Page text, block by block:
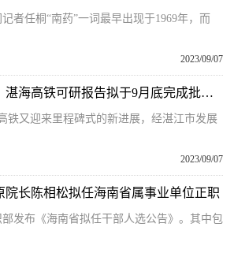
者任桐“南药”一词最早出现于1969年，而
2023/09/07
海南通高铁新进展，湛海高铁可研报告拟于9月底完成批复！
铁又迎来里程碑式的新进展，经湛江市发展
2023/09/07
院长陈相松拟任海南省属事业单位正职
发布《海南省拟任干部人选公告》。其中包